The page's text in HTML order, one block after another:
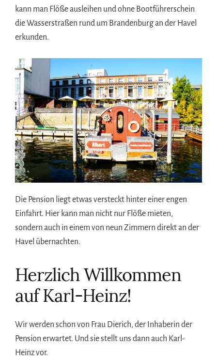
kann man Flöße ausleihen und ohne Bootführerschein
die Wasserstraßen rund um Brandenburg an der Havel
erkunden.
Die Pension liegt etwas versteckt hinter einer engen
Einfahrt. Hier kann man nicht nur Flöße mieten,
sondern auch in einem von neun Zimmern direkt an der
Havel übernachten.
Herzlich Willkommen
auf Karl-Heinz!
Wir werden schon von Frau Dierich, der Inhaberin der
Pension erwartet. Und sie stellt uns dann auch Karl-
Heinz vor.